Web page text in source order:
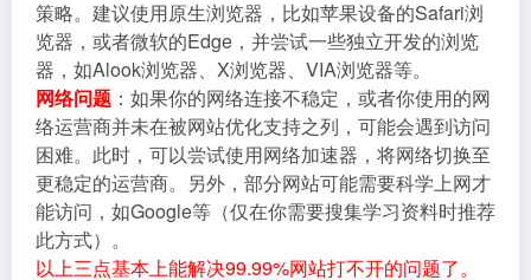
策略。建议使用原生浏览器，比如苹果设备的Safari浏
览器，或者微软的Edge，并尝试一些独立开发的浏览
器，如Alook浏览器、X浏览器、VIA浏览器等。
网络问题 ：如果你的网络连接不稳定，或者你使用的网
络运营商并未在被网站优化支持之列，可能会遇到访问
困难。此时，可以尝试使用网络加速器，将网络切换至
更稳定的运营商。另外，部分网站可能需要科学上网才
能访问，如Google等（仅在你需要搜集学习资料时推荐
此方式）。
以上三点基本上能解决99.99%网站打不开的问题了。